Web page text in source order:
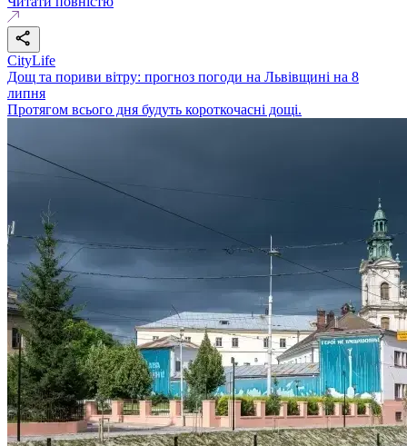
CityLife
Дощ та пориви вітру: прогноз погоди на Львівщині на 8
липня
Протягом всього дня будуть короткочасні дощі.